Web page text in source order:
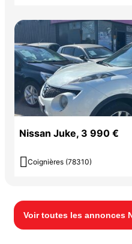
Nissan Juke, 3 990 €
 Coignières (78310)
Voir toutes les annonces